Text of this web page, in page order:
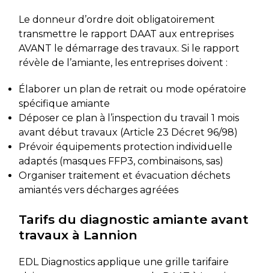
Le donneur d’ordre doit obligatoirement
transmettre le rapport DAAT aux entreprises
AVANT le démarrage des travaux. Si le rapport
révèle de l’amiante, les entreprises doivent :
Élaborer un plan de retrait ou mode opératoire
spécifique amiante
Déposer ce plan à l’inspection du travail 1 mois
avant début travaux (Article 23 Décret 96/98)
Prévoir équipements protection individuelle
adaptés (masques FFP3, combinaisons, sas)
Organiser traitement et évacuation déchets
amiantés vers décharges agréées
Tarifs du diagnostic amiante avant
travaux à Lannion
EDL Diagnostics applique une grille tarifaire